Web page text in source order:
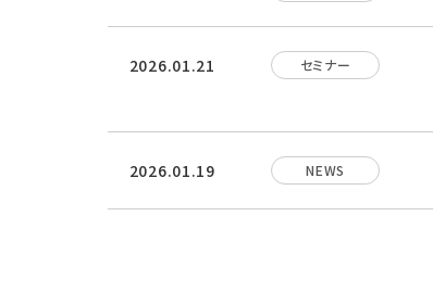
2026.01.21 セミナー
2026.01.19 NEWS